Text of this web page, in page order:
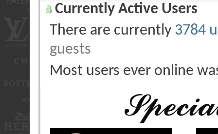
Currently Active Users
There are currently 3784
guests
Most users ever online